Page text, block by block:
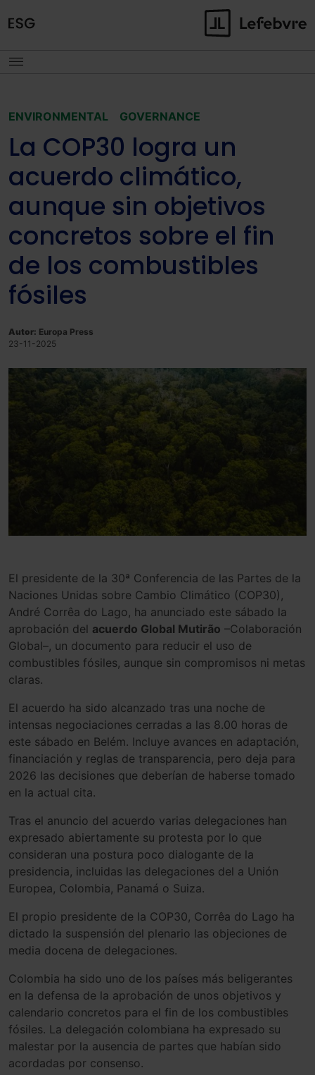
ENVIRONMENTAL GOVERNANCE
La COP30 logra un
acuerdo climático,
aunque sin objetivos
concretos sobre el fin
de los combustibles
fósiles
Autor: Europa Press
23-11-2025
El presidente de la 30ª Conferencia de las Partes de la
Naciones Unidas sobre Cambio Climático (COP30),
André Corrêa do Lago, ha anunciado este sábado la
aprobación del acuerdo Global Mutirão –Colaboración
Global–, un documento para reducir el uso de
combustibles fósiles, aunque sin compromisos ni metas
claras.
El acuerdo ha sido alcanzado tras una noche de
intensas negociaciones cerradas a las 8.00 horas de
este sábado en Belém. Incluye avances en adaptación,
financiación y reglas de transparencia, pero deja para
2026 las decisiones que deberían de haberse tomado
en la actual cita.
Tras el anuncio del acuerdo varias delegaciones han
expresado abiertamente su protesta por lo que
consideran una postura poco dialogante de la
presidencia, incluidas las delegaciones del a Unión
Europea, Colombia, Panamá o Suiza.
El propio presidente de la COP30, Corrêa do Lago ha
dictado la suspensión del plenario las objeciones de
media docena de delegaciones.
Colombia ha sido uno de los países más beligerantes
en la defensa de la aprobación de unos objetivos y
calendario concretos para el fin de los combustibles
fósiles. La delegación colombiana ha expresado su
malestar por la ausencia de partes que habían sido
acordadas por consenso.